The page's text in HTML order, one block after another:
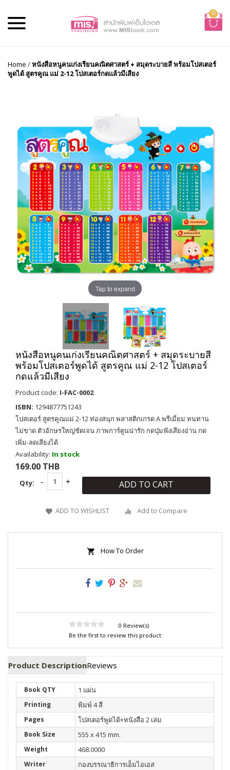
0
Home /หนังสือหนูคนเก่งเรียนคณิตศาสตร์ + สมุดระบายสี พร้อมโปสเตอร์
พูดได้ สูตรคูณ แม่ 2-12 โปสเตอร์กดแล้วมีเสียง
Tap to expand
หนังสือหนูคนเก่งเรียนคณิตศาสตร์ + สมุดระบายสี
พร้อมโปสเตอร์พูดได้ สูตรคูณ แม่ 2-12 โปสเตอร์
กดแล้วมีเสียง
Product code: I-FAC-0002
ISBN: 1294877751243
โปสเตอร์ สูตรคูณแม่ 2-12 ท่องสนุก พลาสติกเกรด A พรีเมี่ยม ทนทาน
ไม่ขาด ตัวอักษรใหญ่ชัดเจน ภาพการ์ตูนน่ารัก กดปุ่มฟังเสียงอ่าน กด
เพิ่ม-ลดเสียงได้
Availability: In stock
169.00 THB
Qty: ADD TO CART
ADD TO WISHLIST Add to Compare
How To Order
0 Review(s)
Be the first to review this product
Product DescriptionReviews
Book QTY 1 แผ่น
Printing พิมพ์ 4 สี
Pages โปสเตอร์พูดได้+หนังสือ 2 เล่ม
Book Size 555 x 415 mm.
Weight 468.0000
Writer กองบรรณาธิการเอ็มไอเอส